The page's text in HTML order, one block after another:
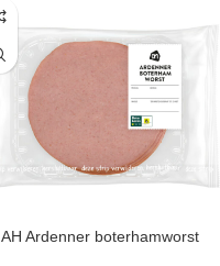
AH Ardenner boterhamworst